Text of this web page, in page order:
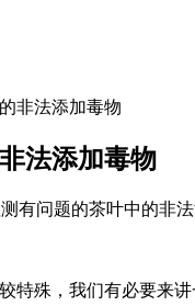
非法添加毒物
法添加毒物
有问题的茶叶中的非
特殊，我们有必要来